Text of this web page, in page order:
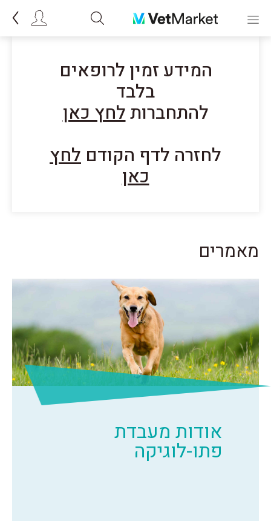
המידע זמין לרופאים
בלבד
להתחברותלחץ כאן
לחזרה לדף הקודם לחץ
כאן
מאמרים
אודות מעבדת
פתו-לוגיקה